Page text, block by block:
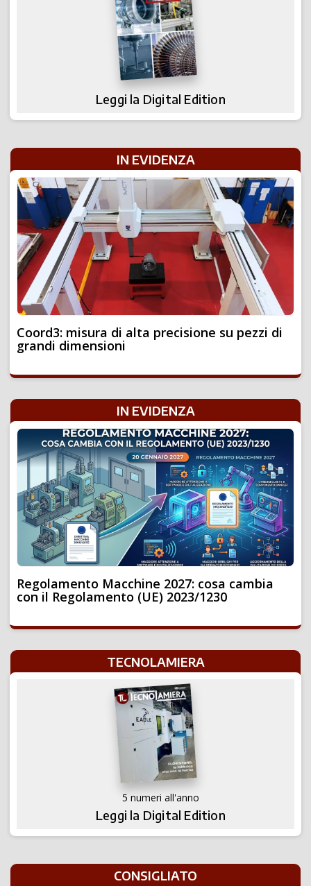
Leggi la Digital Edition
IN EVIDENZA
Coord3: misura di alta precisione su pezzi di
grandi dimensioni
IN EVIDENZA
Regolamento Macchine 2027: cosa cambia
con il Regolamento (UE) 2023/1230
TECNOLAMIERA
5 numeri all'anno
Leggi la Digital Edition
CONSIGLIATO